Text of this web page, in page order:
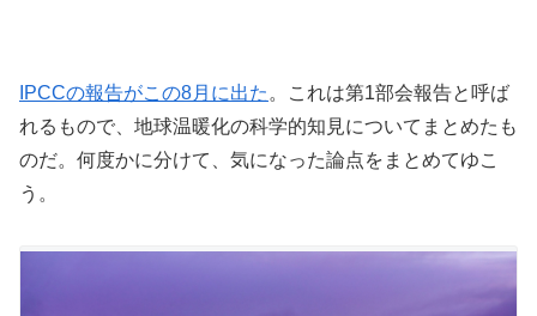
IPCCの報告がこの8月に出た 。これは第1部会報告と呼ば
れるもので、地球温暖化の科学的知見についてまとめたも
のだ。何度かに分けて、気になった論点をまとめてゆこ
う。